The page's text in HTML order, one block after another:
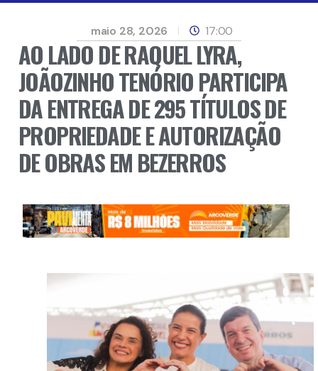
maio 28, 2026 17:00
AO LADO DE RAQUEL LYRA,
JOÃOZINHO TENÓRIO PARTICIPA
DA ENTREGA DE 295 TÍTULOS DE
PROPRIEDADE E AUTORIZAÇÃO
DE OBRAS EM BEZERROS